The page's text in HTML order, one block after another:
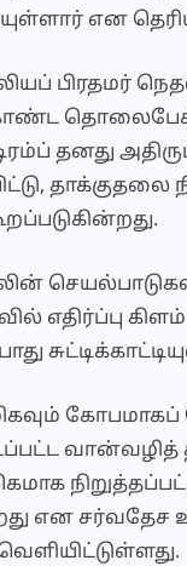
என
பிரதமர்
தனது
தாக்குதலை
எதிர்ப்பு
கோபமாகப்
என